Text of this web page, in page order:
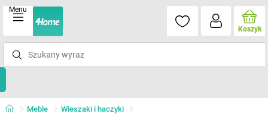
Menu
Koszyk
Meble Wieszaki i haczyki